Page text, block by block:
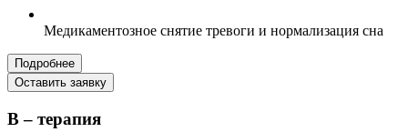
Медикаментозное снятие тревоги и нормализация сна
Подробнее
Оставить заявку
В – терапия